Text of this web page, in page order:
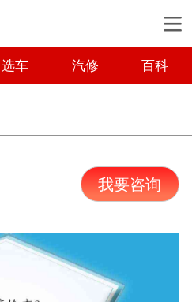
选车 汽修 百科
我要咨询